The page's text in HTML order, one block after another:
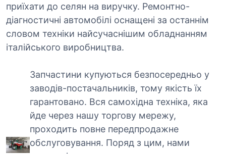
приїхати до селян на виручку. Ремонтно-
діагностичні автомобілі оснащені за останнім
словом техніки найсучаснішим обладнанням
італійського виробництва.
Запчастини купуються безпосередньо у
заводів-постачальників, тому якість їх
гарантовано. Вся самохідна техніка, яка
йде через нашу торгову мережу,
проходить повне передпродажне
обслуговування. Поряд з цим, нами